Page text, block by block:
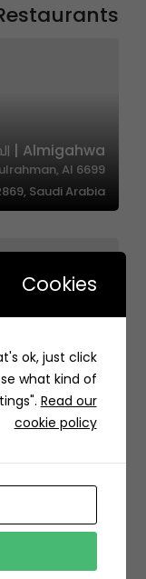
Almigahwa | المقهوى
Al
Saudi Arabia
Narmo – نارمو
13315, Saudi
Cookies
ok, just click
what kind of
Read our
cookie policy